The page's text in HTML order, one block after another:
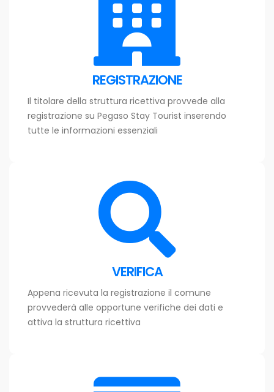
REGISTRAZIONE
Il titolare della struttura ricettiva provvede alla
registrazione su Pegaso Stay Tourist inserendo
tutte le informazioni essenziali
VERIFICA
Appena ricevuta la registrazione il comune
provvederà alle opportune verifiche dei dati e
attiva la struttura ricettiva